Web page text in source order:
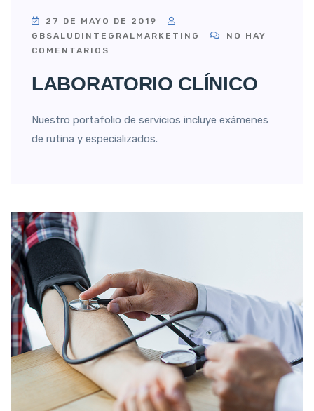
27 DE MAYO DE 2019
GBSALUDINTEGRALMARKETING
NO HAY
COMENTARIOS
LABORATORIO CLÍNICO
Nuestro portafolio de servicios incluye exámenes
de rutina y especializados.